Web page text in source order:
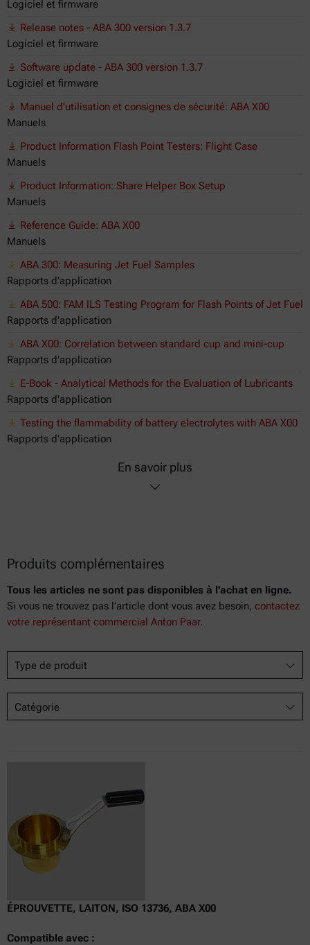
Logiciel et firmware
Release notes - ABA 300 version 1.3.7
Logiciel et firmware
Software update - ABA 300 version 1.3.7
Logiciel et firmware
Manuel d'utilisation et consignes de sécurité: ABA X00
Manuels
Product Information Flash Point Testers: Flight Case
Manuels
Product Information: Share Helper Box Setup
Manuels
Reference Guide: ABA X00
Manuels
ABA 300: Measuring Jet Fuel Samples
Rapports d'application
ABA 500: FAM ILS Testing Program for Flash Points of Jet Fuel
Rapports d'application
ABA X00: Correlation between standard cup and mini-cup
Rapports d'application
E-Book - Analytical Methods for the Evaluation of Lubricants
Rapports d'application
Testing the flammability of battery electrolytes with ABA X00
Rapports d'application
En savoir plus
Produits complémentaires
Tous les articles ne sont pas disponibles à l'achat en ligne.
Si vous ne trouvez pas l’article dont vous avez besoin, contactez
votre représentant commercial Anton Paar.
Type de produit
Catégorie
ÉPROUVETTE, LAITON, ISO 13736, ABA X00
Compatible avec :